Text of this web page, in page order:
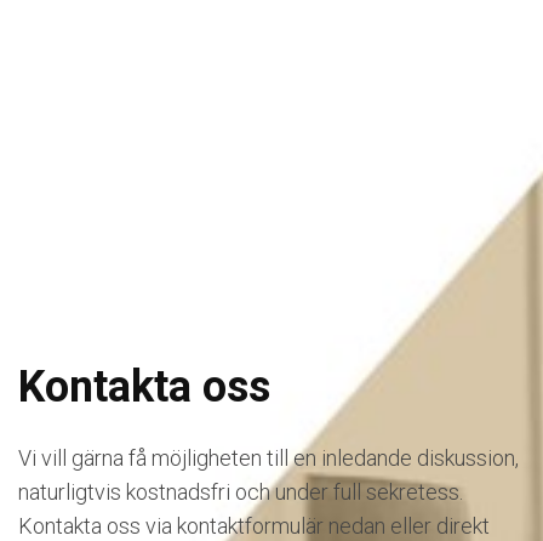
Kontakta oss
Vi vill gärna få möjligheten till en inledande diskussion,
naturligtvis kostnadsfri och under full sekretess.
Kontakta oss via kontaktformulär nedan eller direkt